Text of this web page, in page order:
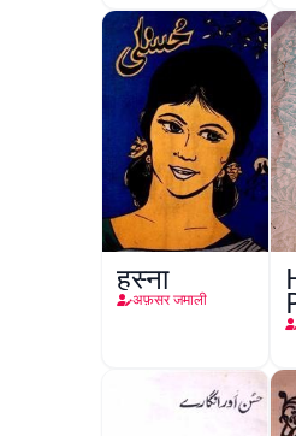
हुस्ना
अफ़सर जमाली